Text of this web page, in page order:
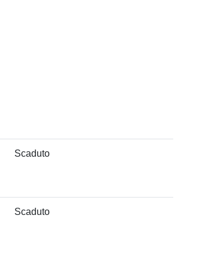
Scaduto
Scaduto